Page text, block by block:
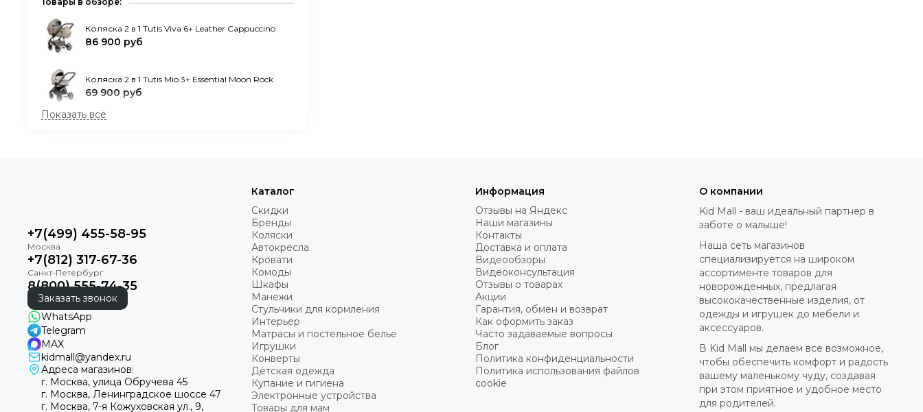
Коляска 2 в 1 Tutis Viva 6+ Leather Cappuccino
86 900 руб
Коляска 2 в 1 Tutis Mio 3+ Essential Moon Rock
69 900 руб
Прогулочная коляска Chicco Goody XPlus Pearl
Grey
Прогулочная коляска Chicco Urbino Grayness
13 299 руб
Прогулочная коляска Chicco Taormina Sage
Прогулочная коляска Chicco Taormina Charcoal
19 999 руб
+7(499) 455-58-95
+7(812) 317-67-36
8(800) 555-74-35
Заказать звонок
WhatsApp
Telegram
MAX
kidmall@yandex.ru
Адреса магазинов:
г. Москва, улица Обручева 45
г. Москва, Ленинградское шоссе 47
г. Москва, 7-я Кожуховская ул., 9,
Каталог
Скидки
Бренды
Коляски
Автокресла
Кровати
Комоды
Шкафы
Манежи
Стульчики для кормления
Интерьер
Матрасы и постельное белье
Игрушки
Конверты
Детская одежда
Купание и гигиена
Электронные устройства
Товары для мам
Информация
Отзывы на Яндекс
Наши магазины
Контакты
Доставка и оплата
Видеообзоры
Видеоконсультация
Отзывы о товарах
Акции
Гарантия, обмен и возврат
Как оформить заказ
Часто задаваемые вопросы
Блог
Политика конфиденциальности
Политика использования файлов
cookie
О компании
Kid Mall - ваш идеальный партнер в
заботе о малыше!
Наша сеть магазинов
специализируется на широком
ассортименте товаров для
новорожденных, предлагая
высококачественные изделия, от
одежды и игрушек до мебели и
аксессуаров.
В Kid Mall мы делаем все возможное,
чтобы обеспечить комфорт и радость
вашему маленькому чуду, создавая
при этом приятное и удобное место
для родителей.